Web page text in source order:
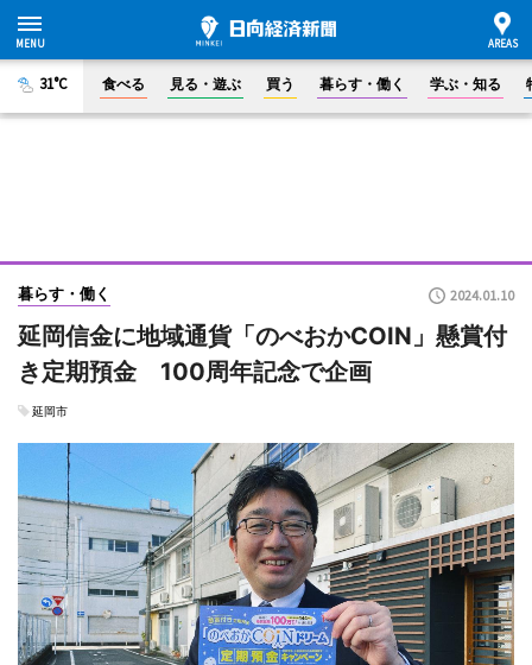
31°C 食べる 見る・遊ぶ 買う 暮らす・働く 学ぶ・知る
暮らす・働く 2024.01.10
延岡信金に地域通貨「のべおかCOIN」懸賞付
き定期預金 100周年記念で企画
延岡市